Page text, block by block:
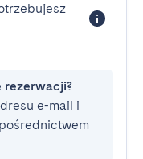
rezerwacji?
e-mail i